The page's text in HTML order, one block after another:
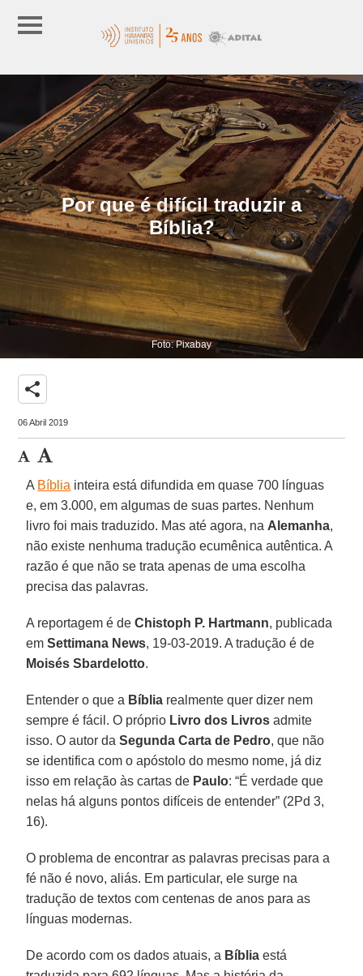
Por que é difícil traduzir a
Bíblia?
Foto: Pixabay
share
06 Abril 2019
A Bíblia inteira está difundida em quase 700 línguas
e, em 3.000, em algumas de suas partes. Nenhum
livro foi mais traduzido. Mas até agora, na Alemanha,
não existe nenhuma tradução ecumênica autêntica. A
razão é que não se trata apenas de uma escolha
precisa das palavras.
A reportagem é deChistoph P. Hartmann, publicada
emSettimana News, 19-03-2019. A tradução é de
Moisés Sbardelotto.
Entender o que a Bíblia realmente quer dizer nem
sempre é fácil. O próprio Livro dos Livros admite
isso. O autor daSegunda Carta de Pedro, que não
se identifica com o apóstolo do mesmo nome, já diz
isso em relação às cartas de Paulo: “É verdade que
nelas há alguns pontos difíceis de entender” (2Pd 3,
16).
O problema de encontrar as palavras precisas para a
fé não é novo, aliás. Em particular, ele surge na
tradução de textos com centenas de anos para as
línguas modernas.
De acordo com os dados atuais, a Bíblia está